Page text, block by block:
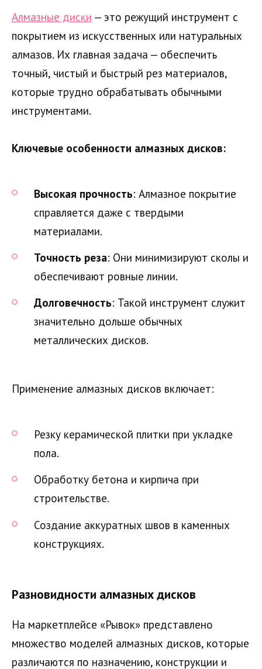
Алмазные диски — это режущий инструмент с
покрытием из искусственных или натуральных
алмазов. Их главная задача — обеспечить
точный, чистый и быстрый рез материалов,
которые трудно обрабатывать обычными
инструментами.
Ключевые особенности алмазных дисков:
Высокая прочность: Алмазное покрытие
справляется даже с твердыми
материалами.
Точность реза: Они минимизируют сколы и
обеспечивают ровные линии.
Долговечность: Такой инструмент служит
значительно дольше обычных
металлических дисков.
Применение алмазных дисков включает:
Резку керамической плитки при укладке
пола.
Обработку бетона и кирпича при
строительстве.
Создание аккуратных швов в каменных
конструкциях.
Разновидности алмазных дисков
На маркетплейсе «Рывок» представлено
множество моделей алмазных дисков, которые
различаются по назначению, конструкции и